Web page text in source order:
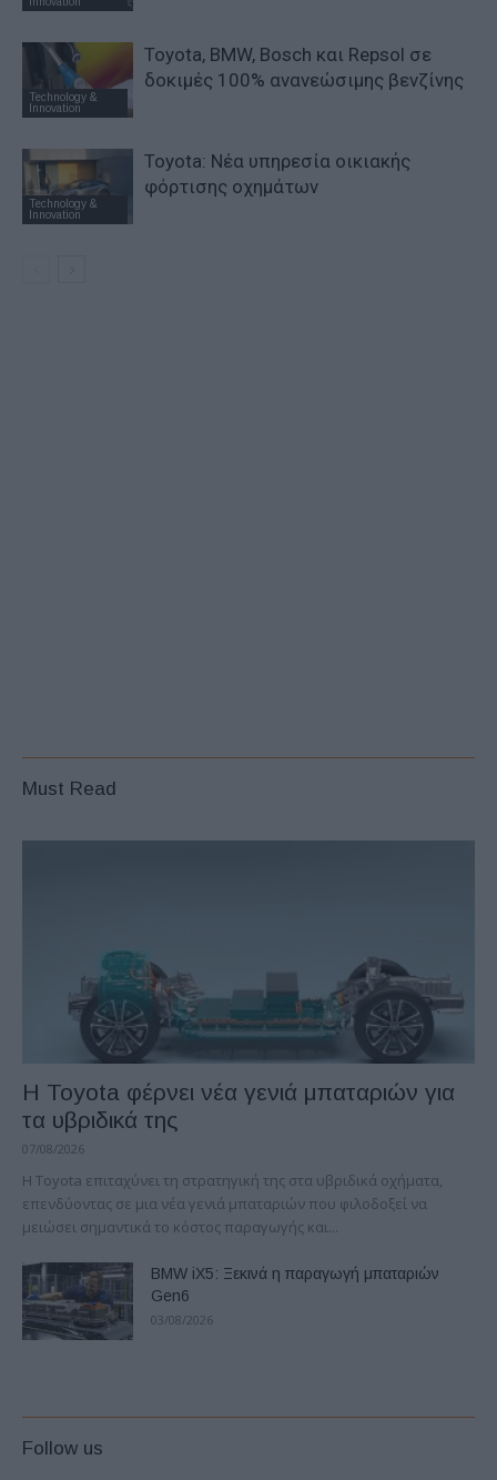
Technology &
Innovation
Toyota, BMW, Bosch και Repsol σε
δοκιμές 100% ανανεώσιμης βενζίνης
Technology &
Innovation
Toyota: Νέα υπηρεσία οικιακής
φόρτισης οχημάτων
Must Read
Η Toyota φέρνει νέα γενιά μπαταριών για
τα υβριδικά της
07/08/2026
Η Toyota επιταχύνει τη στρατηγική της στα υβριδικά οχήματα,
επενδύοντας σε μια νέα γενιά μπαταριών που φιλοδοξεί να
μειώσει σημαντικά το κόστος παραγωγής και...
BMW iX5: Ξεκινά η παραγωγή μπαταριών
Gen6
03/08/2026
Follow us